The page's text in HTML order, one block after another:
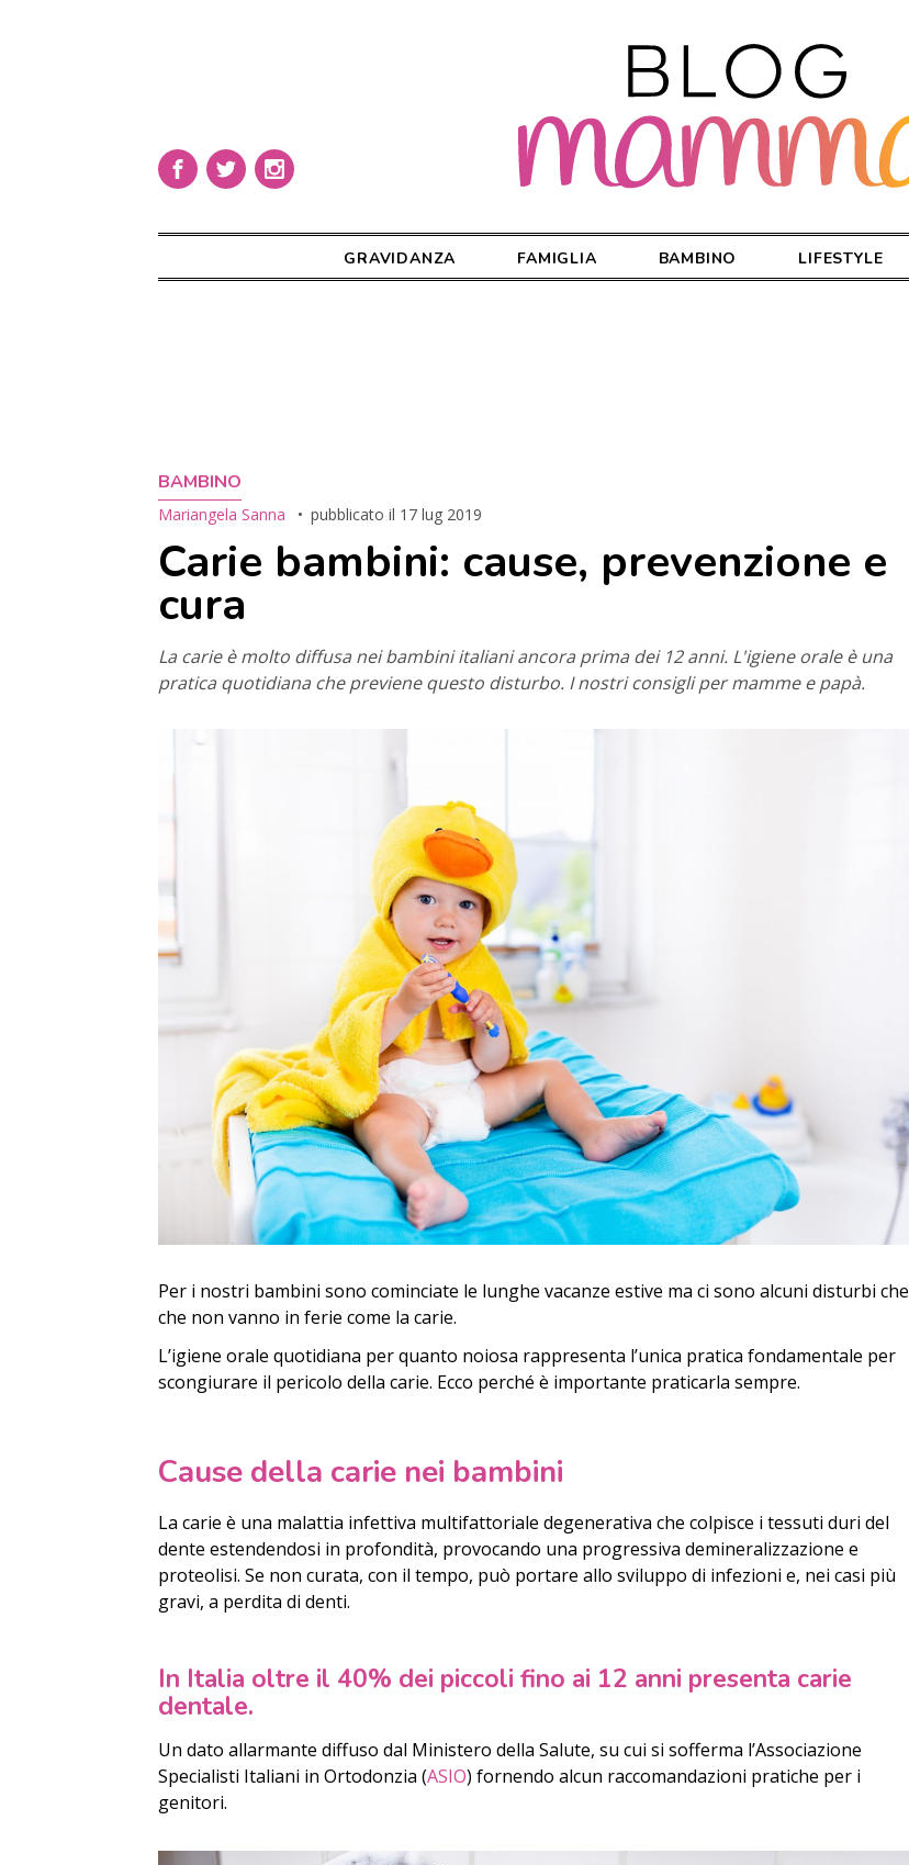
GRAVIDANZA FAMIGLIA BAMBINO LIFESTYLE
BAMBINO
Mariangela Sanna pubblicato il 17 lug 2019
Carie bambini: cause, prevenzione e
cura
La carie è molto diffusa nei bambini italiani ancora prima dei 12 anni. L'igiene orale è una
pratica quotidiana che previene questo disturbo. I nostri consigli per mamme e papà.
Per i nostri bambini sono cominciate le lunghe vacanze estive ma ci sono alcuni disturbi che
che non vanno in ferie come la carie.
L’igiene orale quotidiana per quanto noiosa rappresenta l’unica pratica fondamentale per
scongiurare il pericolo della carie. Ecco perché è importante praticarla sempre.
Cause della carie nei bambini
La carie è una malattia infettiva multifattoriale degenerativa che colpisce i tessuti duri del
dente estendendosi in profondità, provocando una progressiva demineralizzazione e
proteolisi. Se non curata, con il tempo, può portare allo sviluppo di infezioni e, nei casi più
gravi, a perdita di denti.
In Italia oltre il 40% dei piccoli fino ai 12 anni presenta carie
dentale.
Un dato allarmante diffuso dal Ministero della Salute, su cui si sofferma l’Associazione
Specialisti Italiani in Ortodonzia (ASIO) fornendo alcun raccomandazioni pratiche per i
genitori.